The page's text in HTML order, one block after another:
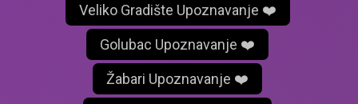
Veliko Gradište Upoznavanje ❤️
Golubac Upoznavanje ❤️
Žabari Upoznavanje ❤️